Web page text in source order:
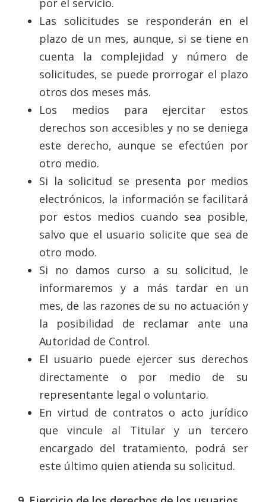
Las solicitudes se responderán en el
plazo de un mes, aunque, si se tiene en
cuenta la complejidad y número de
solicitudes, se puede prorrogar el plazo
otros dos meses más.
Los medios para ejercitar estos
derechos son accesibles y no se deniega
este derecho, aunque se efectúen por
otro medio.
Si la solicitud se presenta por medios
electrónicos, la información se facilitará
por estos medios cuando sea posible,
salvo que el usuario solicite que sea de
otro modo.
Si no damos curso a su solicitud, le
informaremos y a más tardar en un
mes, de las razones de su no actuación y
la posibilidad de reclamar ante una
Autoridad de Control.
El usuario puede ejercer sus derechos
directamente o por medio de su
representante legal o voluntario.
En virtud de contratos o acto jurídico
que vincule al Titular y un tercero
encargado del tratamiento, podrá ser
este último quien atienda su solicitud.